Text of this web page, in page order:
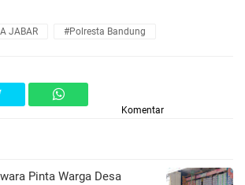
JABAR #Polresta Bandung
Komentar
Pinta Warga Desa